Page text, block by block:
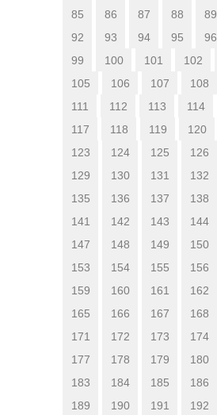
85
86 87 88 89
92
93 94 95 96
99
100 101 102
105
106 107 108
111
112 113 114
117
118 119 120
123
124 125 126
129
130 131 132
135
136 137 138
141
142 143 144
147
148 149 150
153
154 155 156
159
160 161 162
165
166 167 168
171
172 173 174
177
178 179 180
183
184 185 186
189
190 191 192